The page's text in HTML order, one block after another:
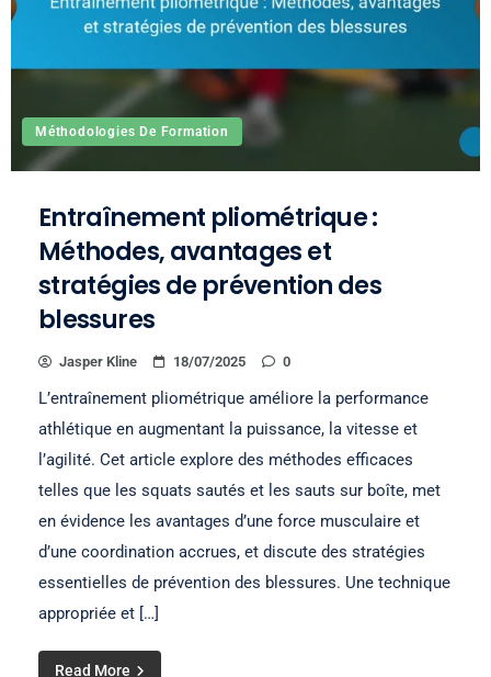
Méthodologies De Formation
Entraînement pliométrique :
Méthodes, avantages et
stratégies de prévention des
blessures
Jasper Kline 18/07/2025 0
L’entraînement pliométrique améliore la performance
athlétique en augmentant la puissance, la vitesse et
l’agilité. Cet article explore des méthodes efficaces
telles que les squats sautés et les sauts sur boîte, met
en évidence les avantages d’une force musculaire et
d’une coordination accrues, et discute des stratégies
essentielles de prévention des blessures. Une technique
appropriée et […]
Read More